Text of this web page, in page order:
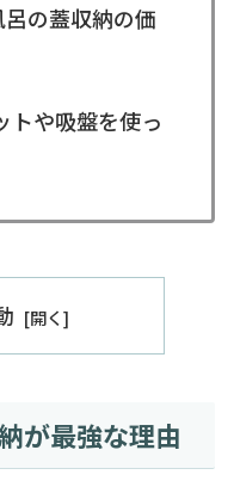
の蓋収納の価
トや吸盤を使っ
が最強な理由